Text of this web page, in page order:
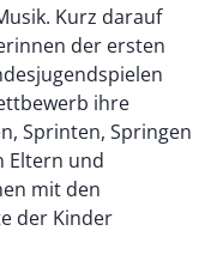
Kurz darauf
der ersten
ihre
Sprinten, Springen
Eltern und
mit den
der Kinder